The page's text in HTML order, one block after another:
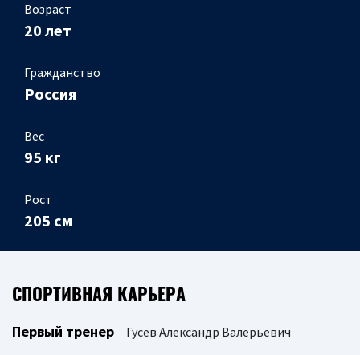
Возраст
20 лет
Гражданство
Россия
Вес
95 кг
Рост
205 см
СПОРТИВНАЯ КАРЬЕРА
Первый тренер Гусев Александр Валерьевич